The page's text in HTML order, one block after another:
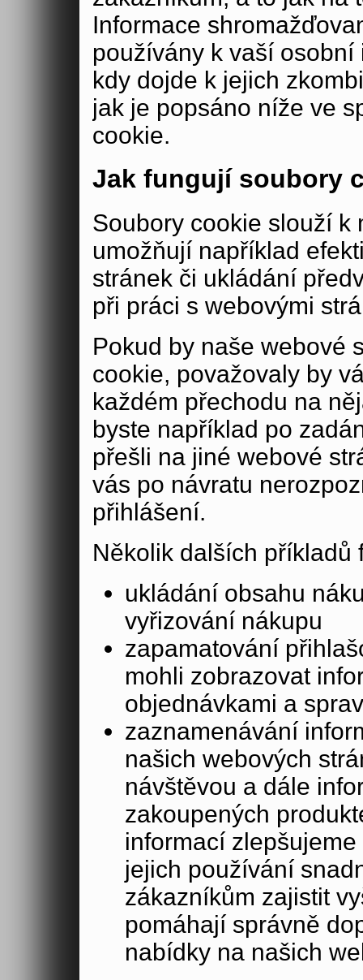
Informace
používány k vaší
kdy dojde k jejich
jak je popsáno níže ve
cookie.
Jak fungují soubory
Soubory cookie slouží k
umožňují například
stránek či ukládání
při práci s webovými
Pokud by naše webové
cookie, považovaly by
každém přechodu na
byste například po
přešli na jiné webové
vás po návratu
přihlášení.
Několik dalších příkladů
ukládání obsahu
vyřizování nákupu
zapamatování
mohli zobrazovat
objednávkami a
zaznamenávání
našich webových
návštěvou a dále
zakoupených
informací
jejich používání
zákazníkům zajistit
pomáhají správně
nabídky na našich